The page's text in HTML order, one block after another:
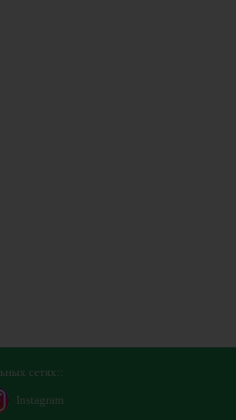
сетях::
Instagram